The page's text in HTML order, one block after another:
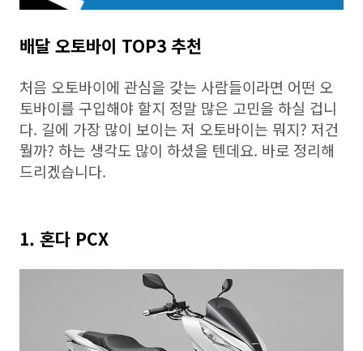
배달 오토바이 TOP3 추천
처음 오토바이에 관심을 갖는 사람들이라면 어떤 오
토바이를 구입해야 할지 정말 많은 고민을 하실 겁니
다. 길에 가장 많이 보이는 저 오토바이는 뭐지? 저건
뭘까? 하는 생각도 많이 하셨을 텐데요. 바로 정리해
드리겠습니다.
1. 혼다 PCX